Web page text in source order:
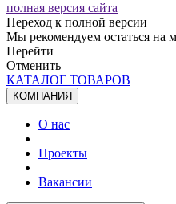
полная версия сайта
Переход к полной версии
Мы рекомендуем остаться на
Перейти
Отменить
КАТАЛОГ ТОВАРОВ
КОМПАНИЯ
О нас
Проекты
Вакансии